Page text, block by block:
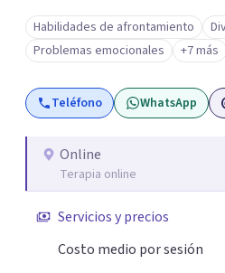
Focalizada en las Emociones
supervisora y terapeuta
demostrado una mejora
con un 70-75% de éxito y
también transforma la vida en
emocional. Desde que me gradué en Psicología en 2002,
siempre he estado en constante
Máster en Terapia Cognitivo-
Psicodrama, profundizando en
Habilidades de afrontamiento
Problemas emocionales
+7 más
Teléfono WhatsApp
Online
Terapia online
Servicios y precios
Costo medio por sesión